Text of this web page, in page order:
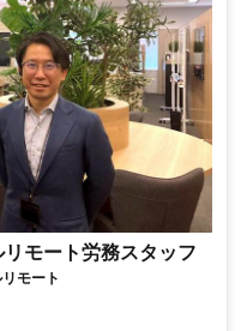
モート労務スタッフ
モート